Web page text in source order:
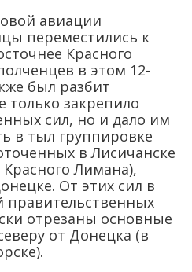
авиации
переместились к
Красного
в этом 12-
был разбит
только закрепило
сил, но и дало им
в тыл группировке
в Лисичанске
Красного Лимана),
От этих сил в
правительственных
отрезаны основные
от Донецка (в